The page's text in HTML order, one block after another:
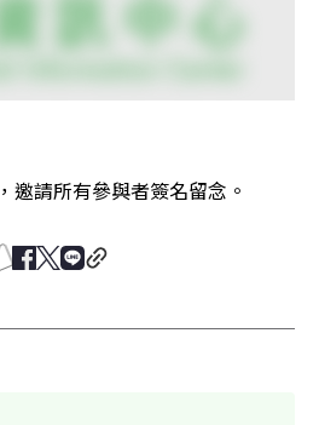
邀請所有參與者簽名留念。